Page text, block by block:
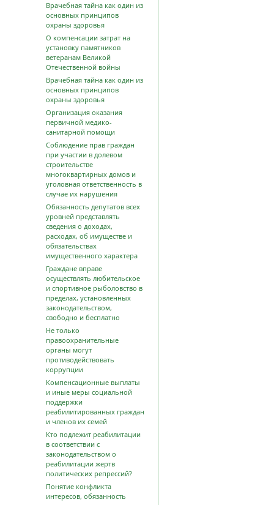
Врачебная тайна как один из
основных принципов
охраны здоровья
О компенсации затрат на
установку памятников
ветеранам Великой
Отечественной войны
Врачебная тайна как один из
основных принципов
охраны здоровья
Организация оказания
первичной медико-
санитарной помощи
Соблюдение прав граждан
при участии в долевом
строительстве
многоквартирных домов и
уголовная ответственность в
случае их нарушения
Обязанность депутатов всех
уровней представлять
сведения о доходах,
расходах, об имуществе и
обязательствах
имущественного характера
Граждане вправе
осуществлять любительское
и спортивное рыболовство в
пределах, установленных
законодательством,
свободно и бесплатно
Не только
правоохранительные
органы могут
противодействовать
коррупции
Компенсационные выплаты
и иные меры социальной
поддержки
реабилитированных граждан
и членов их семей
Кто подлежит реабилитации
в соответствии с
законодательством о
реабилитации жертв
политических репрессий?
Понятие конфликта
интересов, обязанность